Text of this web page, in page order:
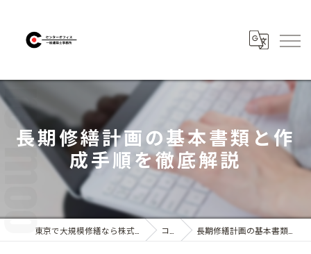
長期修繕計画の基本書類と作
成手順を徹底解説
コラム 長期修繕計画の基本書類と作成手順を徹底解説